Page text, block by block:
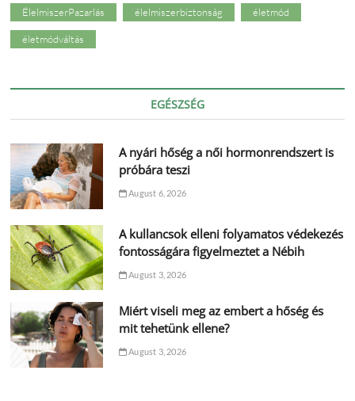
ÉlelmiszerPazarlás élelmiszerbiztonság életmód
életmódváltás
EGÉSZSÉG
A nyári hőség a női hormonrendszert is
próbára teszi
August 6, 2026
A kullancsok elleni folyamatos védekezés
fontosságára figyelmeztet a Nébih
August 3, 2026
Miért viseli meg az embert a hőség és
mit tehetünk ellene?
August 3, 2026